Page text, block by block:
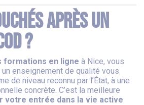
après un
?
formations en ligne à Nice, vous
enseignement de qualité vous
de niveau reconnu par l’État, à une
concrète. C’est la meilleure
votre entrée dans la vie active